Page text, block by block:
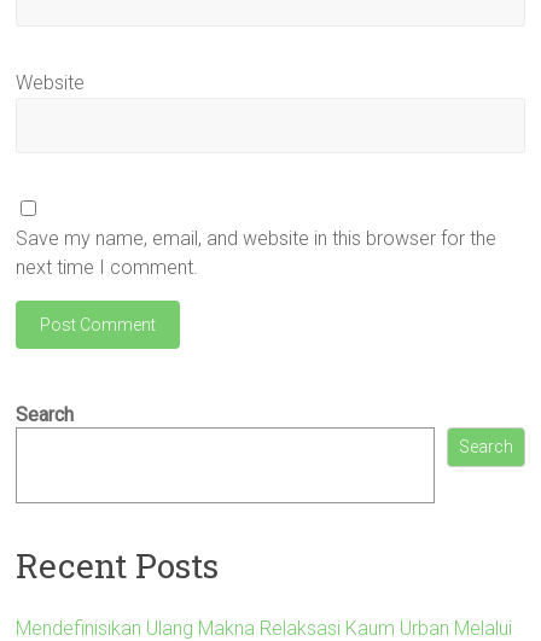
Website
Save my name, email, and website in this browser for the
next time I comment.
Search
Search
Recent Posts
Mendefinisikan Ulang Makna Relaksasi Kaum Urban Melalui